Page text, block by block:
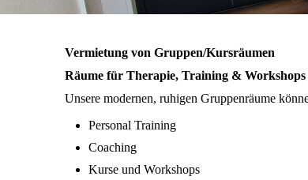
Vermietung von Gruppen/Kursräumen
Räume für Therapie, Training & Workshops
Unsere modernen, ruhigen Gruppenräume
Personal Training
Coaching
Kurse und Workshops